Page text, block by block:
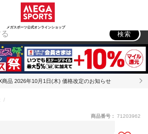
メガスポーツ公式オンラインショップ
ウトドア
検索
商品 2026年10月1日(木) 価格改定のお知らせ
商品番号： 71203962